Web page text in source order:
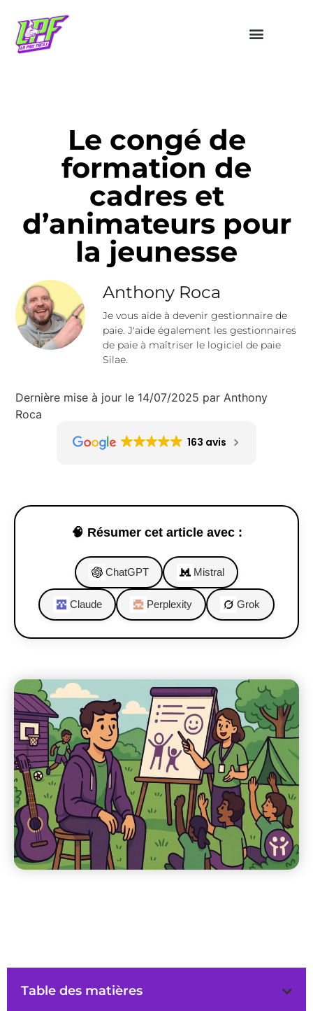
Le congé de
formation de
cadres et
d’animateurs pour
la jeunesse
Anthony Roca
Je vous aide à devenir gestionnaire de
paie. J'aide également les gestionnaires
de paie à maîtriser le logiciel de paie
Silae.
Dernière mise à jour le 14/07/2025 par Anthony
Roca
163 avis
🧠 Résumer cet article avec :
ChatGPT Mistral
Claude Perplexity Grok
Table des matières